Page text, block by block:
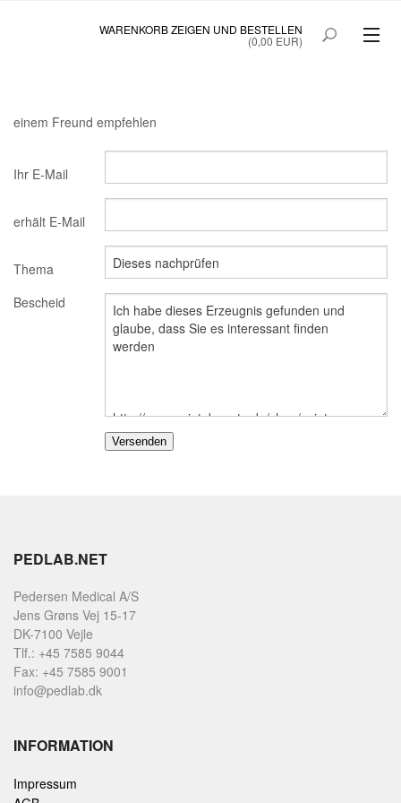
WARENKORB ZEIGEN UND BESTELLEN
(0,00 EUR)
SAINTE BEAUTÉ COLOSTRUM
QUICKTANNING
STARTSEITE SONDERANGEBOT
MEIN KONTO B2BLOGIN
KUNDEN ANMELDUNG
einem Freund empfehlen
Ihr E-Mail
erhält E-Mail
Thema
Bescheid
PEDLAB.NET
Pedersen Medical A/S
Jens Grøns Vej 15-17
DK-7100 Vejle
Tlf.: +45 7585 9044
Fax: +45 7585 9001
info@pedlab.dk
INFORMATION
Impressum